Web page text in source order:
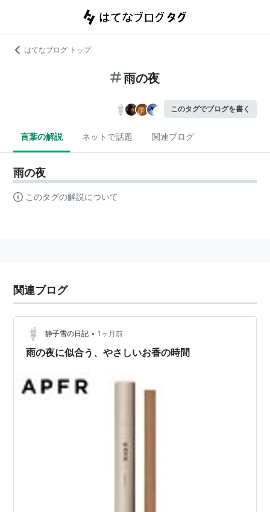
はてなブログ トップ
雨の夜
このタグでブログを書く
言葉の解説 ネットで話題 関連ブログ
雨の夜
このタグの解説について
関連ブログ
静子雪の日記 • 1ヶ月前
雨の夜に似合う、やさしいお香の時間